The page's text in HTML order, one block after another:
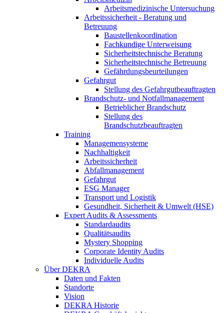
Arbeitsmedizinische Untersuchung
Arbeitssicherheit - Beratung und
Betreuung
Baustellenkoordination
Fachkundige Unterweisung
Sicherheitstechnische Beratung
Sicherheitstechnische Betreuung
Gefährdungsbeurteilungen
Gefahrgut
Stellung des Gefahrgutbeauftragten
Brandschutz- und Notfallmanagement
Betrieblicher Brandschutz
Stellung des
Brandschutzbeauftragten
Training
Managemensysteme
Nachhaltigkeit
Arbeitssicherheit
Abfallmanagement
Gefahrgut
ESG Manager
Transport und Logistik
Gesundheit, Sicherheit & Umwelt (HSE)
Expert Audits & Assessments
Standardaudits
Qualitätsaudits
Mystery Shopping
Corporate Identity Audits
Individuelle Audits
Über DEKRA
Daten und Fakten
Standorte
Vision
DEKRA Historie